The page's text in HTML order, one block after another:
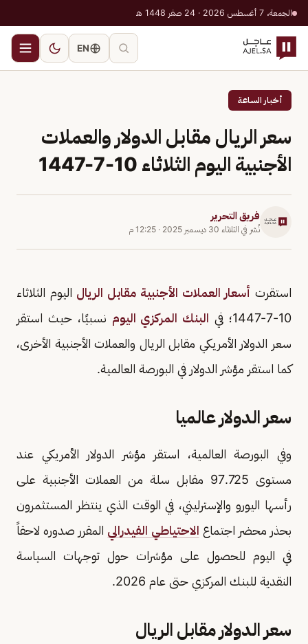
الجمعة، 7 أغسطس 2026 · 24 صفر 1448 هـ
EN
أخبار الساعة
سعر الريال مقابل الدولار والعملات
الأجنبية اليوم الثلاثاء 10-7-1447
فريق التحرير
نُشر في الثلاثاء 30 ديسمبر 2025 · 12:25 م
استقرت أسعار العملات الأجنبية مقابل الريال اليوم الثلاثاء
10-7-1447؛ في
البنك المركزي اليوم نسبيًا، حيث استقر
سعر الدولار الأمريكي مقابل الريال والعملات الأجنبية الأخرى،
كما استقر مؤشر الدولار في البورصة العالمية.
سعر الدولار عالميا
وفي البورصة العالمية، استقر مؤشر الدولار الأمريكي عند
مستوى 97.725 مقابل سلة من العملات الأجنبية على
رأسها اليورو والإسترليني، في الوقت الذي ينتظر المستثمرون
بحذر محضر اجتماع الاحتياطي الفيدرالي المقرر صدوره لاحقاً
في اليوم للحصول على مؤشرات حول توجهات السياسة
النقدية للبنك المركزي حتى عام 2026.
سعر الدولار مقابل الريال